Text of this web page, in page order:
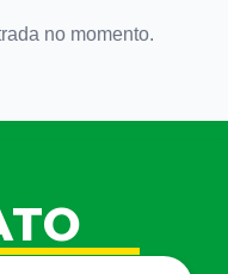
no momento.